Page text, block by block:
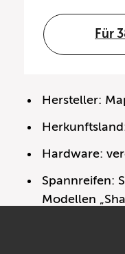
Für
Hersteller:
Hardware:
Spannreifen:
Modellen
Flanged